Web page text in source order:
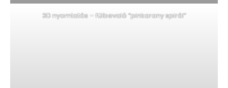
3D nyomtatás – fülbevaló “pinkarany spirál”